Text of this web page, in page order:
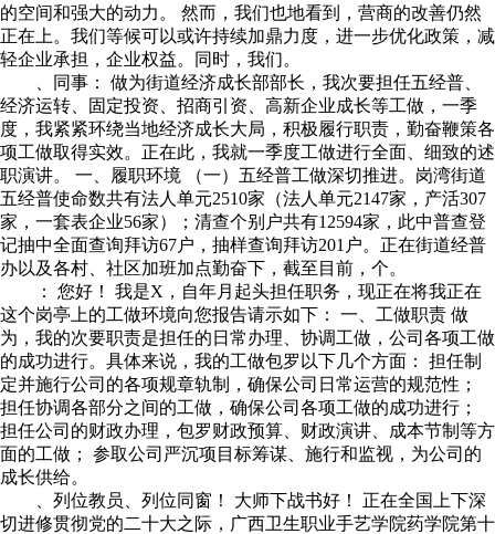
的空间和强大的动力。 然而，我们也地看到，营商的改善仍然
正在上。我们等候可以或许持续加鼎力度，进一步优化政策，减
轻企业承担，企业权益。同时，我们。
、同事： 做为街道经济成长部部长，我次要担任五经普、
经济运转、固定投资、招商引资、高新企业成长等工做，一季
度，我紧紧环绕当地经济成长大局，积极履行职责，勤奋鞭策各
项工做取得实效。正在此，我就一季度工做进行全面、细致的述
职演讲。 一、履职环境 （一）五经普工做深切推进。岗湾街道
五经普使命数共有法人单元2510家（法人单元2147家，产活307
家，一套表企业56家）；清查个别户共有12594家，此中普查登
记抽中全面查询拜访67户，抽样查询拜访201户。正在街道经普
办以及各村、社区加班加点勤奋下，截至目前，个。
： 您好！ 我是X，自年月起头担任职务，现正在将我正在
这个岗亭上的工做环境向您报告请示如下： 一、工做职责 做
为，我的次要职责是担任的日常办理、协调工做，公司各项工做
的成功进行。具体来说，我的工做包罗以下几个方面： 担任制
定并施行公司的各项规章轨制，确保公司日常运营的规范性；
担任协调各部分之间的工做，确保公司各项工做的成功进行；
担任公司的财政办理，包罗财政预算、财政演讲、成本节制等方
面的工做； 参取公司严沉项目标筹谋、施行和监视，为公司的
成长供给。
、列位教员、列位同窗！ 大师下战书好！ 正在全国上下深
切进修贯彻党的二十大之际，广西卫生职业手艺学院药学院第十